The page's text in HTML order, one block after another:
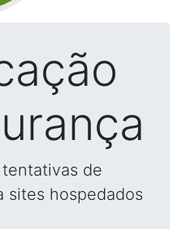
de
sites hospedados